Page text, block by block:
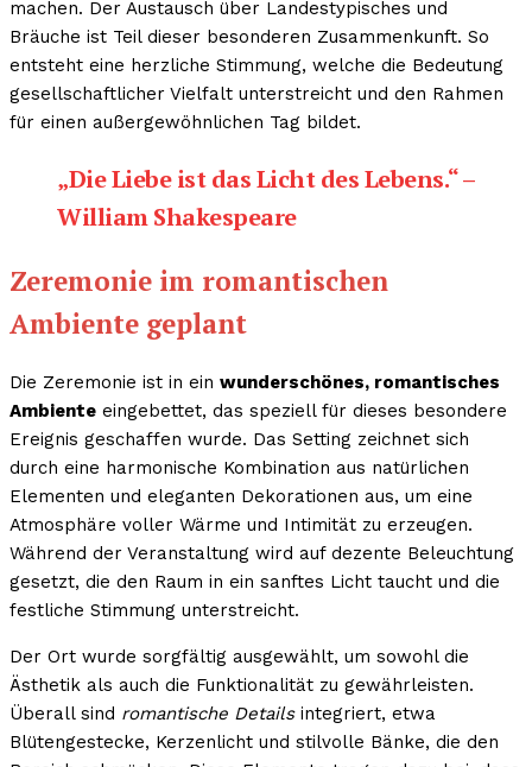
machen. Der Austausch über Landestypisches und
Bräuche ist Teil dieser besonderen Zusammenkunft. So
entsteht eine herzliche Stimmung, welche die Bedeutung
gesellschaftlicher Vielfalt unterstreicht und den Rahmen
für einen außergewöhnlichen Tag bildet.
„Die Liebe ist das Licht des Lebens.“ –
William Shakespeare
Zeremonie im romantischen
Ambiente geplant
Die Zeremonie ist in ein wunderschönes, romantisches
Ambiente eingebettet, das speziell für dieses besondere
Ereignis geschaffen wurde. Das Setting zeichnet sich
durch eine harmonische Kombination aus natürlichen
Elementen und eleganten Dekorationen aus, um eine
Atmosphäre voller Wärme und Intimität zu erzeugen.
Während der Veranstaltung wird auf dezente Beleuchtung
gesetzt, die den Raum in ein sanftes Licht taucht und die
festliche Stimmung unterstreicht.
Der Ort wurde sorgfältig ausgewählt, um sowohl die
Ästhetik als auch die Funktionalität zu gewährleisten.
Überall sind romantische Detailsintegriert, etwa
Blütengestecke, Kerzenlicht und stilvolle Bänke, die den